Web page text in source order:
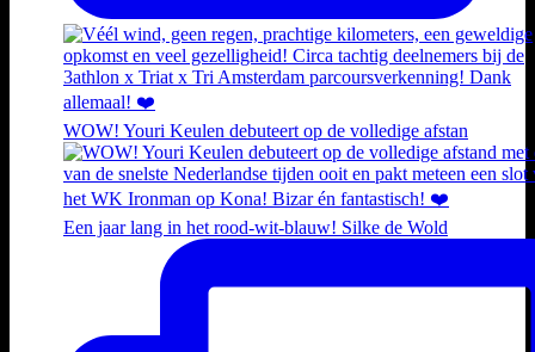
WOW! Youri Keulen debuteert op de volledige afstan
Een jaar lang in het rood-wit-blauw! Silke de Wold